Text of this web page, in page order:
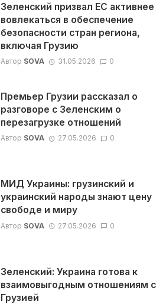
Зеленский призвал ЕС активнее
вовлекаться в обеспечение
безопасности стран региона,
включая Грузию
Автор SOVA 31.05.2026 0
Премьер Грузии рассказал о
разговоре с Зеленским о
перезагрузке отношений
Автор SOVA 27.05.2026 0
МИД Украины: грузинский и
украинский народы знают цену
свободе и миру
Автор SOVA 27.05.2026 0
Зеленский: Украина готова к
взаимовыгодным отношениям с
Грузией